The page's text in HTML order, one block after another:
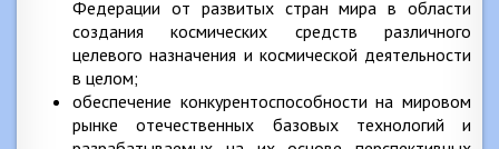
Федерации от развитых стран мира в области
создания космических средств различного
целевого назначения и космической деятельности
в целом;
обеспечение конкурентоспособности на мировом
рынке отечественных базовых технологий и